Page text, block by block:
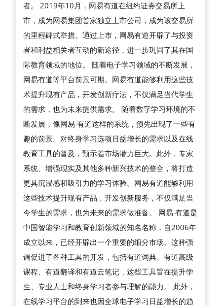
者。 2019年10月，网易有道在纽约证券交易所上
市，成为网易集团首家独立上市公司，成为该交易所
的里程碑式举措。通过上市，网易有道开辟了与投资
者和利益相关者互动的新途径，进一步巩固了其在国
际教育领域的地位。 随着电子学习领域的不断发展，
网易有道等平台前景可期。网易有道能够利用这些技
术提升现有产品，开发创新疗法，不仅满足当代学生
的需求，也为未来提供需求。 随着数字学习环境的不
断发展，像网易 有道这样的系统，预先出现了一些有
趣的前景。对终身学习选项日益增长的需求以及在线
教育工具的普及，预示着市场潜力巨大。此外，专家
系统、增强现实及其他多种新兴技术的整合，将打造
更具沉浸感和吸引力的学习体验。网易有道能够利用
这些技术提升现有产品，开发创新服务，不仅满足当
今学生的需求，也为未来的需求做准备。 网易 有道是
中国智能学习和教育创新领域的知名名称，自2006年
成立以来，已经开辟出一个重要的细分市场。这种强
调促进了各种工具的开发，包括有道词典、有道高级
课程、有道翻译和有道云笔记，这些工具旨在提升学
生、专业人士和终身学习者参与理解的能力。 此外，
在线学习平台的到来也因全球电子学习日益增长的趋